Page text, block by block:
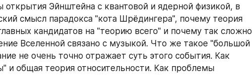
открытия Эйнштейна с квантовой и ядерной физикой, в
смысл парадокса "кота Шрёдингера", почему теория
кандидатов на "теорию всего" и почему так сложно
Вселенной связано с музыкой. Что же такое "большой
не очень точно отражает суть этого события. Как
и общая теория относительности. Как проблемы